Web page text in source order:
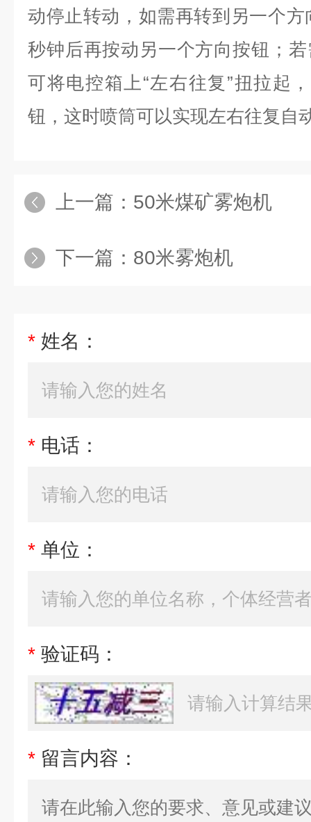
动停止转动，如需再转到另一个
秒钟后再按动另一个方向按钮；
可将电控箱上“左右往复”扭拉起
钮，这时喷筒可以实现左右往复自
上一篇： 50米煤矿雾炮机
下一篇： 80米雾炮机
* 姓名：
* 电话：
* 单位：
* 验证码：
* 留言内容：